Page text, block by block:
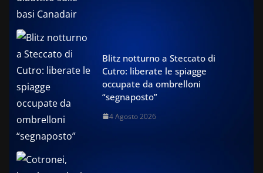
Blitz notturno a Steccato di
Cutro: liberate le spiagge
occupate da ombrelloni
“segnaposto”
4 Agosto 2026